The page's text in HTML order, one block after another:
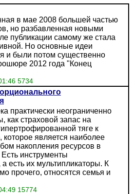
в мае 2008 большей частью
но разбавленная новыми
публикации самому же стала
Но основные идеи
и были потом существенно
2012 года "Конец
5734
практически неограниченно
как страховой запас на
тяге к
является наиболее
накопления ресурсов в
инструменты
есть их мультипликаторы. К
прочего, относятся семья и
15774